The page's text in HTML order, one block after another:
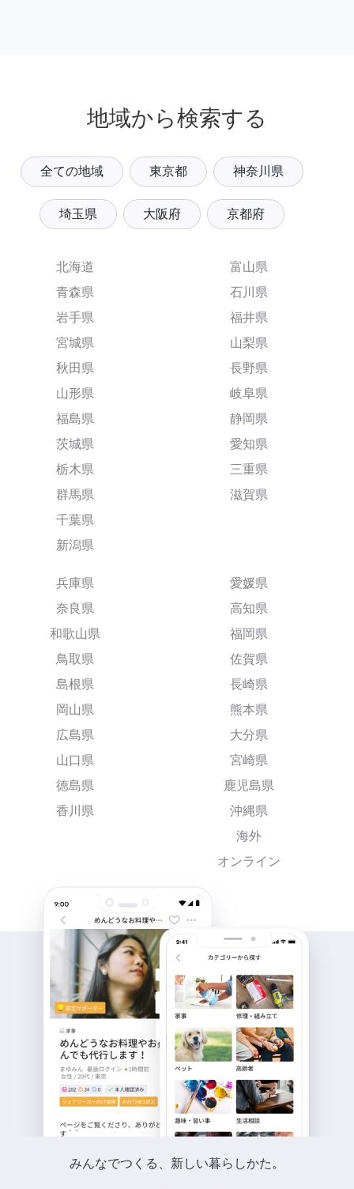
地域から検索する
全ての地域 東京都 神奈川県
埼玉県 大阪府 京都府
北海道
青森県
岩手県
宮城県
秋田県
山形県
福島県
茨城県
栃木県
群馬県
千葉県
新潟県
富山県
石川県
福井県
山梨県
長野県
岐阜県
静岡県
愛知県
三重県
滋賀県
兵庫県
奈良県
和歌山県
鳥取県
島根県
岡山県
広島県
山口県
徳島県
香川県
愛媛県
高知県
福岡県
佐賀県
長崎県
熊本県
大分県
宮崎県
鹿児島県
沖縄県
海外
オンライン
みんなでつくる、新しい暮らしかた。